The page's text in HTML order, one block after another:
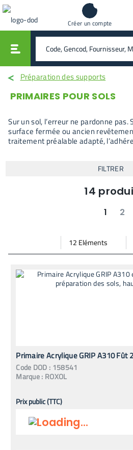
Créer un compte
rechercher
Préparation des supports
PRIMAIRES POUR SOLS
Sur un sol, l’erreur ne pardonne
surface fermée ou ancien
traitement préalable adapté, l’adhérence devient aléatoire et
support impose une régulation avant toute application
FILTRER
14
1 2
Mode vignette
Mode bande
Par
page
Primaire Acrylique GRIP A310 Fût
Code DOD : 158541
Marque : ROXOL
Prix public (TTC)